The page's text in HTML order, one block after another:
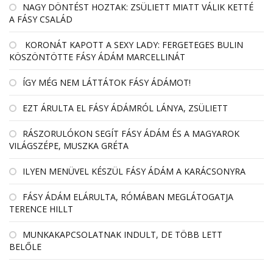
NAGY DÖNTÉST HOZTAK: ZSÜLIETT MIATT VÁLIK KETTÉ
A FÁSY CSALÁD
KORONÁT KAPOTT A SEXY LADY: FERGETEGES BULIN
KÖSZÖNTÖTTE FÁSY ÁDÁM MARCELLINÁT
ÍGY MÉG NEM LÁTTÁTOK FÁSY ÁDÁMOT!
EZT ÁRULTA EL FÁSY ÁDÁMRÓL LÁNYA, ZSÜLIETT
RÁSZORULÓKON SEGÍT FÁSY ÁDÁM ÉS A MAGYAROK
VILÁGSZÉPE, MUSZKA GRÉTA
ILYEN MENÜVEL KÉSZÜL FÁSY ÁDÁM A KARÁCSONYRA
FÁSY ÁDÁM ELÁRULTA, RÓMÁBAN MEGLÁTOGATJA
TERENCE HILLT
MUNKAKAPCSOLATNAK INDULT, DE TÖBB LETT
BELŐLE